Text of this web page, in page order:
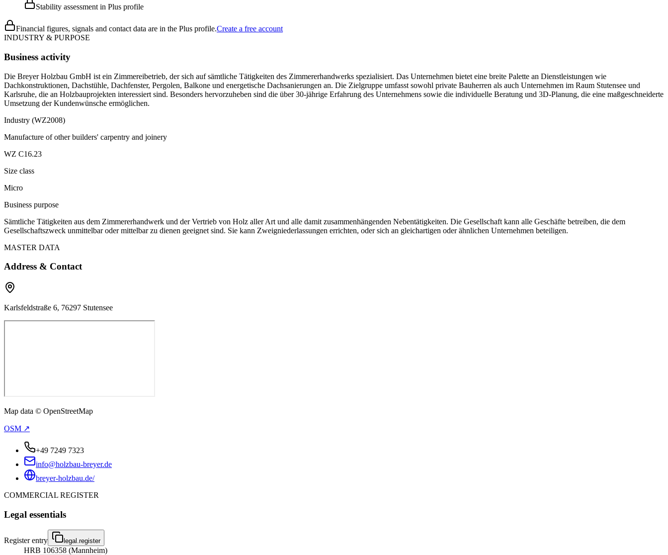
Stability assessment in Plus profile
Financial figures, signals and contact data are in the Plus profile.Create a free account
INDUSTRY & PURPOSE
Business activity
Die Breyer Holzbau GmbH ist ein Zimmereibetrieb, der sich auf sämtliche Tätigkeiten des Zimmererhandwerks spezialisiert. Das Unternehmen bietet eine breite Palette an Dienstleistungen wie
Dachkonstruktionen, Dachstühle, Dachfenster, Pergolen, Balkone und energetische Dachsanierungen an. Die Zielgruppe umfasst sowohl private Bauherren als auch Unternehmen im Raum Stutensee und
Karlsruhe, die an Holzbauprojekten interessiert sind. Besonders hervorzuheben sind die über 30-jährige Erfahrung des Unternehmens sowie die individuelle Beratung und 3D-Planung, die eine maßgeschneiderte
Umsetzung der Kundenwünsche ermöglichen.
Industry (WZ2008)
Manufacture of other builders' carpentry and joinery
WZ C16.23
Size class
Micro
Business purpose
Sämtliche Tätigkeiten aus dem Zimmererhandwerk und der Vertrieb von Holz aller Art und alle damit zusammenhängenden Nebentätigkeiten. Die Gesellschaft kann alle Geschäfte betreiben, die dem
Gesellschaftszweck unmittelbar oder mittelbar zu dienen geeignet sind. Sie kann Zweigniederlassungen errichten, oder sich an gleichartigen oder ähnlichen Unternehmen beteiligen.
MASTER DATA
Address & Contact
Karlsfeldstraße 6, 76297 Stutensee
Map data © OpenStreetMap
OSM ↗
+49 7249 7323
info@holzbau-breyer.de
breyer-holzbau.de/
COMMERCIAL REGISTER
Legal essentials
Register entry legal.register
HRB 106358 (Mannheim)